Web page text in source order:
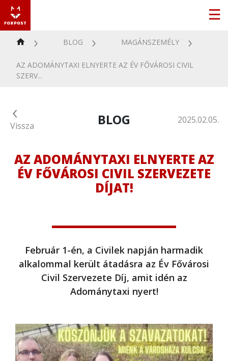
BLOG MAGÁNSZEMÉLY
AZ ADOMÁNYTAXI ELNYERTE AZ ÉV FŐVÁROSI CIVIL
SZERV...
Vissza BLOG 2025.02.05.
AZ ADOMÁNYTAXI ELNYERTE AZ
ÉV FŐVÁROSI CIVIL SZERVEZETE
DÍJAT!
Február 1-én, a Civilek napján harmadik
alkalommal került átadásra az Év Fővárosi
Civil Szervezete Díj, amit idén az
Adománytaxi nyert!